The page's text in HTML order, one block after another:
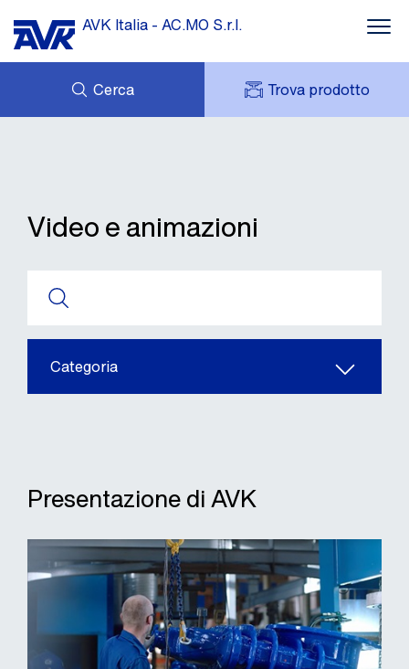
AVK Italia - AC.MO S.r.l.
Cerca Trova prodotto
RETE VENDITA
Video e animazioni
Categoria
Presentazione di AVK